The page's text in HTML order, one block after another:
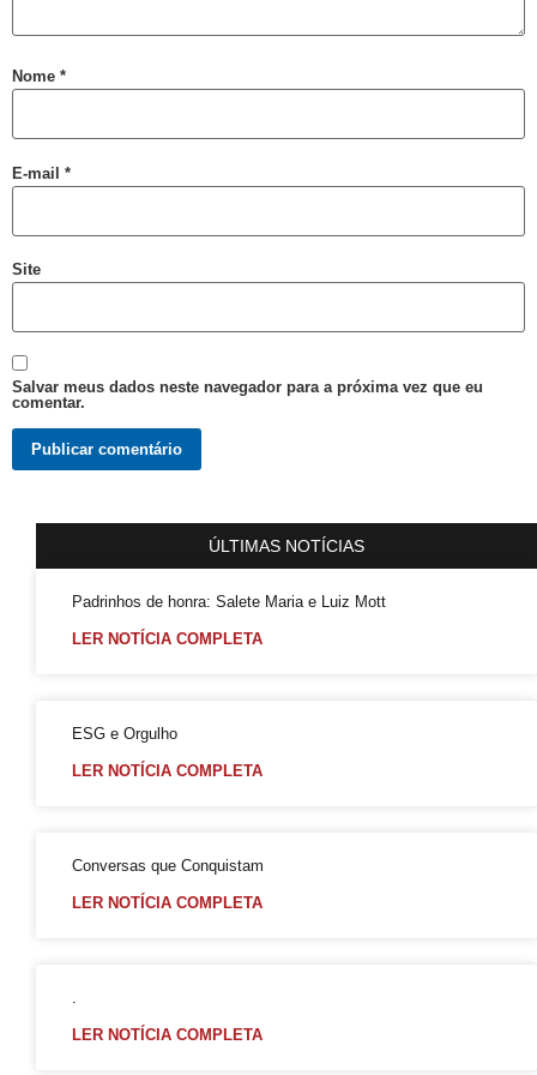
Nome *
E-mail *
Site
Salvar meus dados neste navegador para a próxima vez que eu
comentar.
ÚLTIMAS NOTÍCIAS
Padrinhos de honra: Salete Maria e Luiz Mott
LER NOTÍCIA COMPLETA
ESG e Orgulho
LER NOTÍCIA COMPLETA
Conversas que Conquistam
LER NOTÍCIA COMPLETA
LER NOTÍCIA COMPLETA